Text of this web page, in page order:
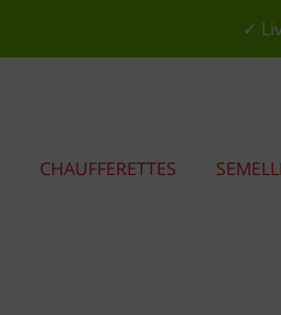
✓
CHAUFFERETTES